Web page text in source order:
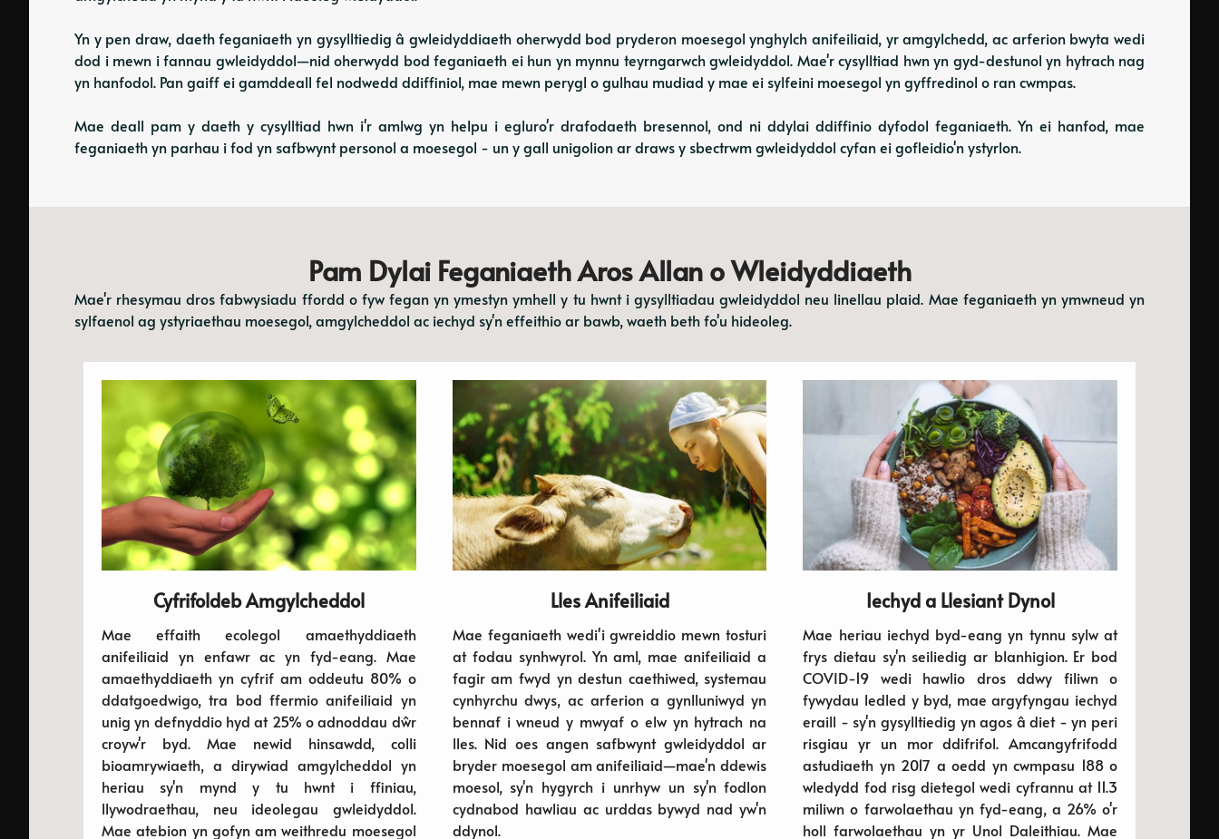
Yn y pen draw, daeth feganiaeth yn gysylltiedig â gwleidyddiaeth oherwydd bod pryderon moesegol ynghylch anifeiliaid, yr amgylchedd, ac arferion bwyta wedi
dod i mewn i fannau gwleidyddol—nid oherwydd bod feganiaeth ei hun yn mynnu teyrngarwch gwleidyddol. Mae'r cysylltiad hwn yn gyd-destunol yn hytrach nag
yn hanfodol. Pan gaiff ei gamddeall fel nodwedd ddiffiniol, mae mewn perygl o gulhau mudiad y mae ei sylfeini moesegol yn gyffredinol o ran cwmpas.
Mae deall pam y daeth y cysylltiad hwn i'r amlwg yn helpu i egluro'r drafodaeth bresennol, ond ni ddylai ddiffinio dyfodol feganiaeth. Yn ei hanfod, mae
feganiaeth yn parhau i fod yn safbwynt personol a moesegol - un y gall unigolion ar draws y sbectrwm gwleidyddol cyfan ei gofleidio'n ystyrlon.
Pam Dylai Feganiaeth Aros Allan o Wleidyddiaeth
Mae'r rhesymau dros fabwysiadu ffordd o fyw fegan yn ymestyn ymhell y tu hwnt i gysylltiadau gwleidyddol neu linellau plaid. Mae feganiaeth yn ymwneud yn
sylfaenol ag ystyriaethau moesegol, amgylcheddol ac iechyd sy'n effeithio ar bawb, waeth beth fo'u hideoleg.
Cyfrifoldeb Amgylcheddol
Mae effaith ecolegol amaethyddiaeth
anifeiliaid yn enfawr ac yn fyd-eang. Mae
amaethyddiaeth yn cyfrif am oddeutu 80% o
ddatgoedwigo, tra bod ffermio anifeiliaid yn
unig yn defnyddio hyd at 25% o adnoddau dŵr
croyw'r byd. Mae newid hinsawdd, colli
bioamrywiaeth, a dirywiad amgylcheddol yn
heriau sy'n mynd y tu hwnt i ffiniau,
llywodraethau, neu ideolegau gwleidyddol.
Mae atebion yn gofyn am weithredu moesegol
Lles Anifeiliaid
Mae feganiaeth wedi'i gwreiddio mewn tosturi
at fodau synhwyrol. Yn aml, mae anifeiliaid a
fagir am fwyd yn destun caethiwed, systemau
cynhyrchu dwys, ac arferion a gynlluniwyd yn
bennaf i wneud y mwyaf o elw yn hytrach na
lles. Nid oes angen safbwynt gwleidyddol ar
bryder moesegol am anifeiliaid—mae'n ddewis
moesol, sy'n hygyrch i unrhyw un sy'n fodlon
cydnabod hawliau ac urddas bywyd nad yw'n
ddynol.
Iechyd a Llesiant Dynol
Mae heriau iechyd byd-eang yn tynnu sylw at
frys dietau sy'n seiliedig ar blanhigion. Er bod
COVID-19 wedi hawlio dros ddwy filiwn o
fywydau ledled y byd, mae argyfyngau iechyd
eraill - sy'n gysylltiedig yn agos â diet - yn peri
risgiau yr un mor ddifrifol. Amcangyfrifodd
astudiaeth yn 2017 a oedd yn cwmpasu 188 o
wledydd fod risg dietegol wedi cyfrannu at 11.3
miliwn o farwolaethau yn fyd-eang, a 26% o'r
holl farwolaethau yn yr Unol Daleithiau. Mae